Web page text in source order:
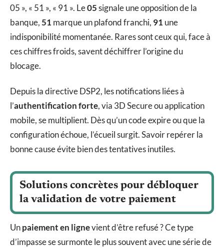
05 », « 51 », « 91 ». Le05signale une opposition de la
banque,51 marque un plafond franchi, 91 une
indisponibilité momentanée. Rares sont ceux qui, face à
ces chiffres froids, savent déchiffrer l’origine du
blocage.
Depuis la directive DSP2, les notifications liées à
l’authentification forte, via 3D Secure ou application
mobile, se multiplient. Dès qu’un code expire ou que la
configuration échoue, l’écueil surgit. Savoir repérer la
bonne cause évite bien des tentatives inutiles.
Solutions concrètes pour débloquer
la validation de votre paiement
Unpaiement en lignevient d’être refusé ? Ce type
d’impasse se surmonte le plus souvent avec une série de